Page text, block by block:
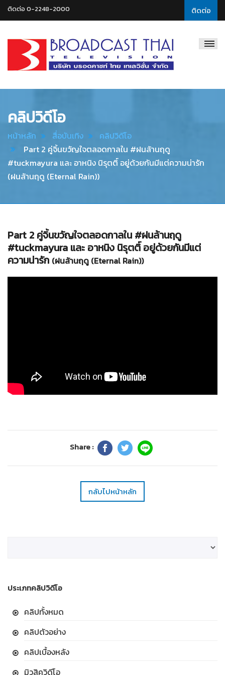
ติดต่อ
ติดต่อ 0-2248-2000
Thai
คลิปวิดีโอ
หน้าหลัก สื่อบันเทิง
คลิปวิดีโอ
Part 2 คู่จิ้นขวัญใจตลอดกาลใน #ฝนล้านฤดู
#tuckmayura และ อาหนิง นิรุตติ์ อยู่ด้วยกันมีแต่ความน่ารัก
(ฝนล้านฤดู (Eternal Rain))
Part 2 คู่จิ้นขวัญใจตลอดกาลใน #ฝนล้านฤดู
#tuckmayura และ อาหนิง นิรุตติ์ อยู่ด้วยกันมีแต่
ความน่ารัก (ฝนล้านฤดู (Eternal Rain))
Share :
กลับไปหน้าหลัก
ประเภทคลิปวิดีโอ
คลิปทั้งหมด
คลิปตัวอย่าง
คลิปเบื้องหลัง
มิวสิควิดีโอ